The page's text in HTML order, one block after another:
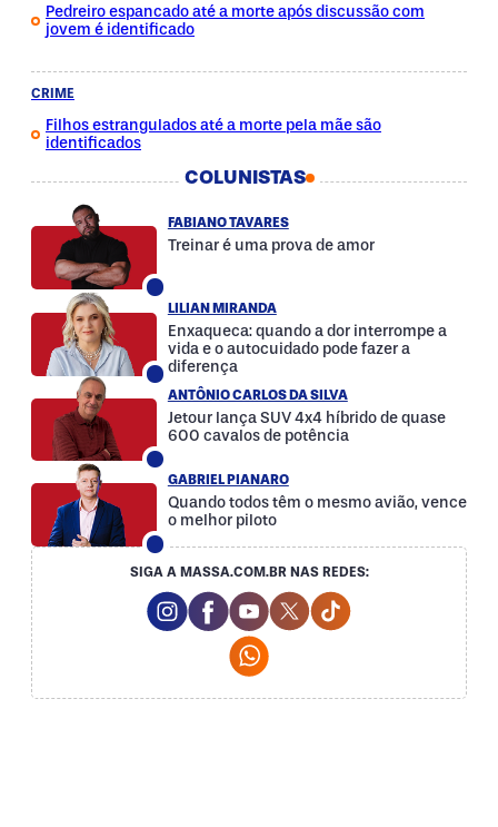
Pedreiro espancado até a morte após discussão com
jovem é identificado
CRIME
Filhos estrangulados até a morte pela mãe são
identificados
COLUNISTAS
FABIANO TAVARES
Treinar é uma prova de amor
LILIAN MIRANDA
Enxaqueca: quando a dor interrompe a
vida e o autocuidado pode fazer a
diferença
ANTÔNIO CARLOS DA SILVA
Jetour lança SUV 4x4 híbrido de quase
600 cavalos de potência
GABRIEL PIANARO
Quando todos têm o mesmo avião, vence
o melhor piloto
SIGA A MASSA.COM.BR NAS REDES:
Instagram Social Media
Facebook Social Media
Youtube Social Media
Twitter Social Media
Tiktok Social